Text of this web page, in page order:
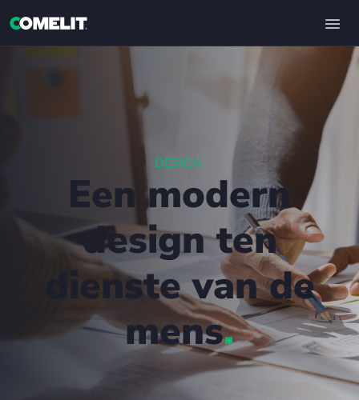
DESIGN
Een modern
design ten
dienste van de
mens.